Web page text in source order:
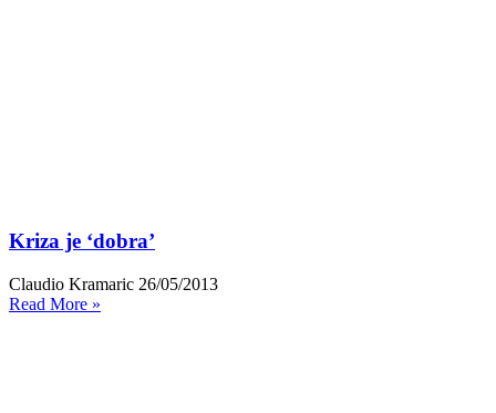
Kriza je ‘dobra’
Claudio Kramaric 26/05/2013
Read More »